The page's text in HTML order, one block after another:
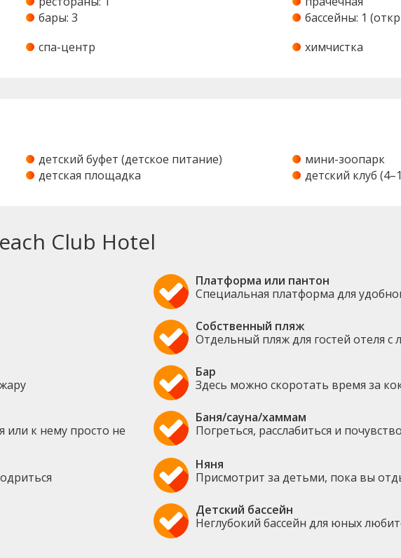
бары: 3
бассейны: 1
спа-центр химчистка
детский буфет (детское питание)
мини-зоопарк
детская площадка детский клуб
Club Hotel
Платформа или пантон
Специальная платформа для
Собственный пляж
Отдельный пляж для гостей отеля с
Бар
Здесь можно скоротать время за
к нему просто не
Баня/сауна/хаммам
Погреться, расслабиться и
Няня
Присмотрит за детьми, пока вы
Детский бассейн
Неглубокий бассейн для юных